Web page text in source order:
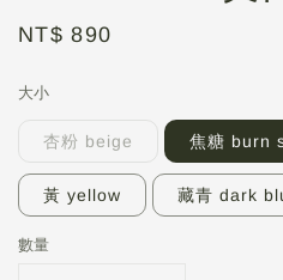
Regular
NT$ 890
大小
杏粉 beige 焦糖 burn
黃 yellow 藏青 dark
數量